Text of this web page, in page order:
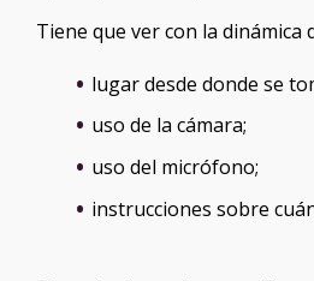
Tiene que ver con la
lugar desde donde se
uso de la cámara;
uso del micrófono;
instrucciones sobre